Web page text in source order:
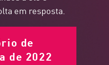
em resposta.
de
de 2022